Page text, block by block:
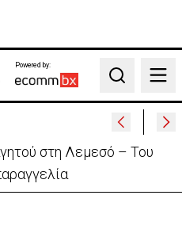
Powered by:
Search
διέξοδο» από τον